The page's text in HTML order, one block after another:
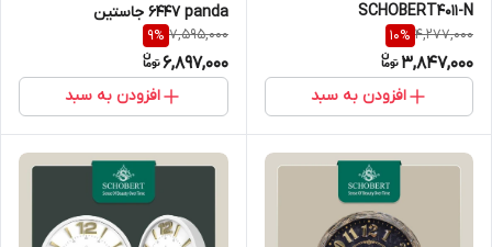
SCHOBERT4011-N
4,277,000
10%
3,847,000
افزودن به سبد
6447 panda جاستین
7,595,000
9%
6,897,000
افزودن به سبد